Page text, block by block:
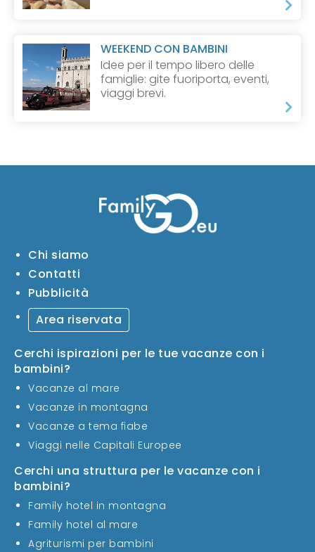
WEEKEND CON BAMBINI
Idee per il tempo libero delle
famiglie: gite fuoriporta, eventi,
viaggi brevi.
Chi siamo
Contatti
Pubblicità
Area riservata
Cerchi ispirazioni per le tue vacanze con i
bambini?
Vacanze al mare
Vacanze in montagna
Vacanze a tema fiabe
Viaggi nelle Capitali Europee
Cerchi una struttura per le vacanze con i
bambini?
Family hotel in montagna
Family hotel al mare
Agriturismi per bambini